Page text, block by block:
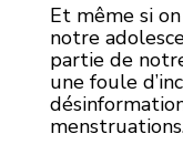
Et même si
notre
partie de
une foule